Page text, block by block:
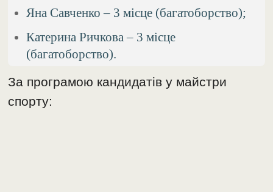
Яна Савченко – 3 місце (багатоборство);
Катерина Ричкова – 3 місце
(багатоборство).
За програмою кандидатів у майстри
спорту: